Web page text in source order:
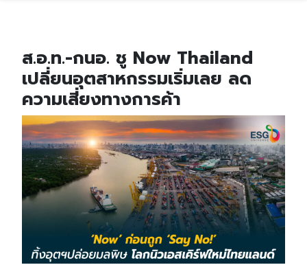
ส.อ.ท.-กนอ. ชู Now Thailand
เปลี่ยนอุตสาหกรรมเริ่มเลย ลด
ความเสี่ยงทางการค้า